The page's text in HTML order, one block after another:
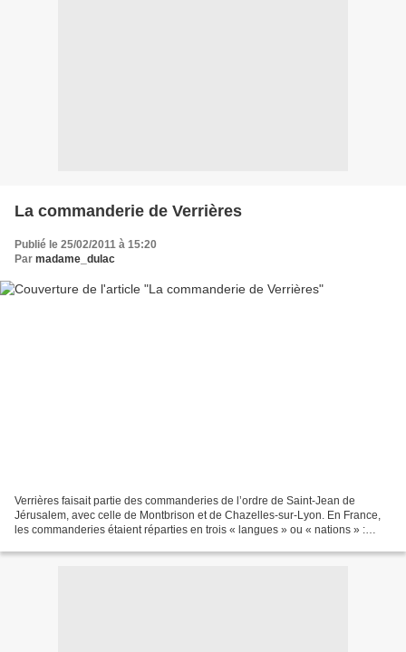
La commanderie de Verrières
Publié le 25/02/2011 à 15:20
Par madame_dulac
Verrières faisait partie des commanderies de l’ordre de Saint-Jean de
Jérusalem, avec celle de Montbrison et de Chazelles-sur-Lyon. En France,
les commanderies étaient réparties en trois « langues » ou « nations » :